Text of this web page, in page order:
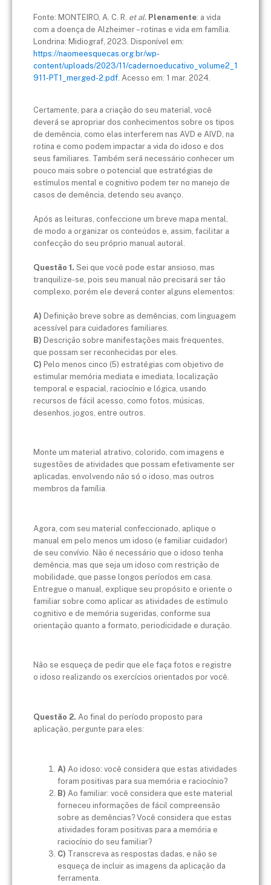
Fonte: MONTEIRO, A. C. R. et al. Plenamente: a vida
com a doença de Alzheimer – rotinas e vida em família.
Londrina: Midiograf, 2023. Disponível em:
https://naomeesquecas.org.br/wp-
content/uploads/2023/11/cadernoeducativo_volume2_1
911-PT1_merged-2.pdf . Acesso em: 1 mar. 2024.
Certamente, para a criação do seu material, você
deverá se apropriar dos conhecimentos sobre os tipos
de demência, como elas interferem nas AVD e AIVD, na
rotina e como podem impactar a vida do idoso e dos
seus familiares. Também será necessário conhecer um
pouco mais sobre o potencial que estratégias de
estímulos mental e cognitivo podem ter no manejo de
casos de demência, detendo seu avanço.
Após as leituras, confeccione um breve mapa mental,
de modo a organizar os conteúdos e, assim, facilitar a
confecção do seu próprio manual autoral.
Questão 1. Sei que você pode estar ansioso, mas
tranquilize-se, pois seu manual não precisará ser tão
complexo, porém ele deverá conter alguns elementos:
A) Definição breve sobre as demências, com linguagem
acessível para cuidadores familiares.
B) Descrição sobre manifestações mais frequentes,
que possam ser reconhecidas por eles.
C) Pelo menos cinco (5) estratégias com objetivo de
estimular memória mediata e imediata, localização
temporal e espacial, raciocínio e lógica, usando
recursos de fácil acesso, como fotos, músicas,
desenhos, jogos, entre outros.
Monte um material atrativo, colorido, com imagens e
sugestões de atividades que possam efetivamente ser
aplicadas, envolvendo não só o idoso, mas outros
membros da família.
Agora, com seu material confeccionado, aplique o
manual em pelo menos um idoso (e familiar cuidador)
de seu convívio. Não é necessário que o idoso tenha
demência, mas que seja um idoso com restrição de
mobilidade, que passe longos períodos em casa.
Entregue o manual, explique seu propósito e oriente o
familiar sobre como aplicar as atividades de estímulo
cognitivo e de memória sugeridas, conforme sua
orientação quanto a formato, periodicidade e duração.
Não se esqueça de pedir que ele faça fotos e registre
o idoso realizando os exercícios orientados por você.
Questão 2. Ao final do período proposto para
aplicação, pergunte para eles:
A) Ao idoso: você considera que estas atividades
foram positivas para sua memória e raciocínio?
B) Ao familiar: você considera que este material
forneceu informações de fácil compreensão
sobre as demências? Você considera que estas
atividades foram positivas para a memória e
raciocínio do seu familiar?
C) Transcreva as respostas dadas, e não se
esqueça de incluir as imagens da aplicação da
ferramenta.